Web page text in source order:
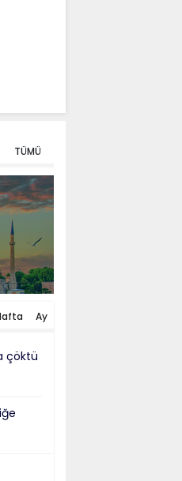
TÜMÜ
Ay
çöktü